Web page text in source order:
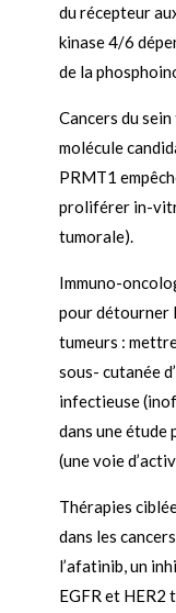
du récepteur
kinase 4/6
de la
Cancers du
molécule
PRMT1
proliférer in-
tumorale).
Immuno-
pour détourner
tumeurs :
sous- cutanée
infectieuse
dans une étude
(une voie
Thérapies
dans les
l’afatinib, un
EGFR et HER2